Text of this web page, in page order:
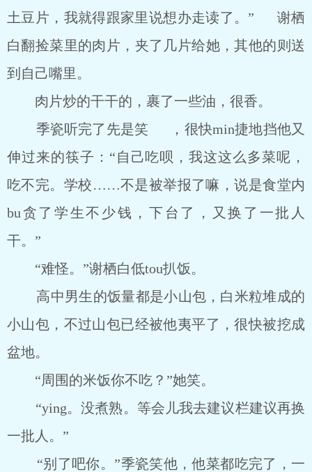
土豆片，我就得跟家里说想办走读了。” 谢栖
白翻捡菜里的肉片，夹了几片给她，其他的则送
到自己嘴里。
肉片炒的干干的，裹了一些油，很香。
季瓷听完了先是笑 ，很快min捷地挡他又
伸过来的筷子：“自己吃呗，我这这么多菜呢，
吃不完。学校……不是被举报了嘛，说是食堂内
bu贪了学生不少钱，下台了，又换了一批人
干。”
“难怪。”谢栖白低tou扒饭。
高中男生的饭量都是小山包，白米粒堆成的
小山包，不过山包已经被他夷平了，很快被挖成
盆地。
“周围的米饭你不吃？”她笑。
“ying。没煮熟。等会儿我去建议栏建议再换
一批人。”
“别了吧你。”季瓷笑他，他菜都吃完了，一